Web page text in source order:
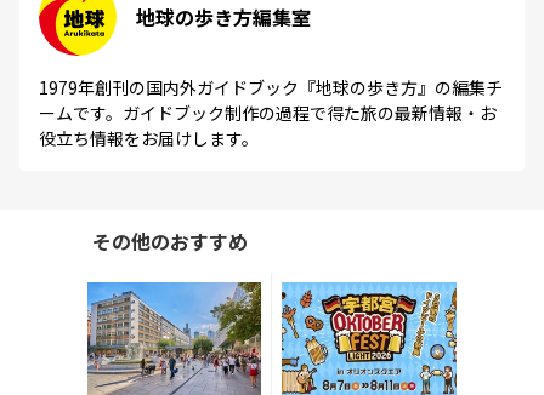
地球の歩き方編集室
1979年創刊の国内外ガイドブック『地球の歩き方』の編集チ
ームです。ガイドブック制作の過程で得た旅の最新情報・お
役立ち情報をお届けします。
その他のおすすめ